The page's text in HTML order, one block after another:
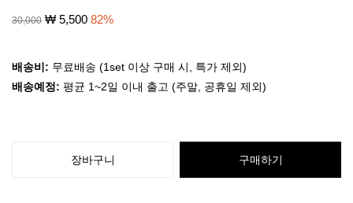
30,000 ₩ 5,500 82%
배송비: 무료배송 (1set 이상 구매 시, 특가 제외)
배송예정: 평균 1~2일 이내 출고 (주말, 공휴일 제외)
장바구니 구매하기